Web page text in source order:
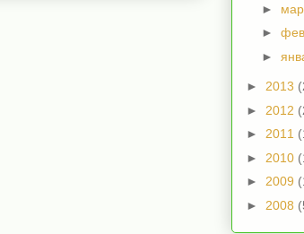
►
►
►
► 2013
► 2012
► 2011
► 2010
► 2009
► 2008